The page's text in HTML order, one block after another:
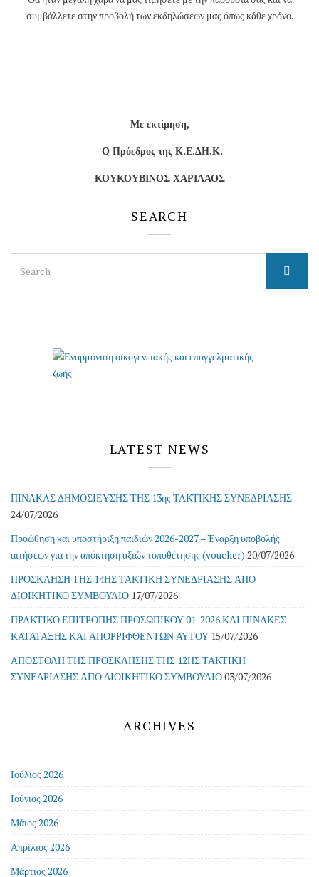
συμβάλλετε στην προβολή των εκδηλώσεων μας όπως κάθε χρόνο.
Με εκτίμηση,
Ο Πρόεδρος της Κ.Ε.ΔΗ.Κ.
ΚΟΥΚΟΥΒΙΝΟΣ ΧΑΡΙΛΑΟΣ
SEARCH
for:
LATEST NEWS
ΠΙΝΑΚΑΣ ΔΗΜΟΣΙΕΥΣΗΣ ΤΗΣ 13ης ΤΑΚΤΙΚΗΣ ΣΥΝΕΔΡΙΑΣΗΣ
24/07/2026
Προώθηση και υποστήριξη παιδιών 2026-2027 – Έναρξη υποβολής
αιτήσεων για την απόκτηση αξιών τοποθέτησης (voucher) 20/07/2026
ΠΡΟΣΚΛΗΣΗ ΤΗΣ 14ΗΣ ΤΑΚΤΙΚΗ ΣΥΝΕΔΡΙΑΣΗΣ ΑΠΟ
ΔΙΟΙΚΗΤΙΚΟ ΣΥΜΒΟΥΛΙΟ 17/07/2026
ΠΡΑΚΤΙΚΟ ΕΠΙΤΡΟΠΗΣ ΠΡΟΣΩΠΙΚΟΥ 01-2026 ΚΑΙ ΠΙΝΑΚΕΣ
ΚΑΤΑΤΑΞΗΣ ΚΑΙ ΑΠΟΡΡΙΦΘΕΝΤΩΝ ΑΥΤΟΥ 15/07/2026
ΑΠΟΣΤΟΛΗ ΤΗΣ ΠΡΟΣΚΛΗΣΗΣ ΤΗΣ 12ΗΣ ΤΑΚΤΙΚΗ
ΣΥΝΕΔΡΙΑΣΗΣ ΑΠΟ ΔΙΟΙΚΗΤΙΚΟ ΣΥΜΒΟΥΛΙΟ03/07/2026
ARCHIVES
Ιούλιος 2026
Ιούνιος 2026
Μάιος 2026
Απρίλιος 2026
Μάρτιος 2026